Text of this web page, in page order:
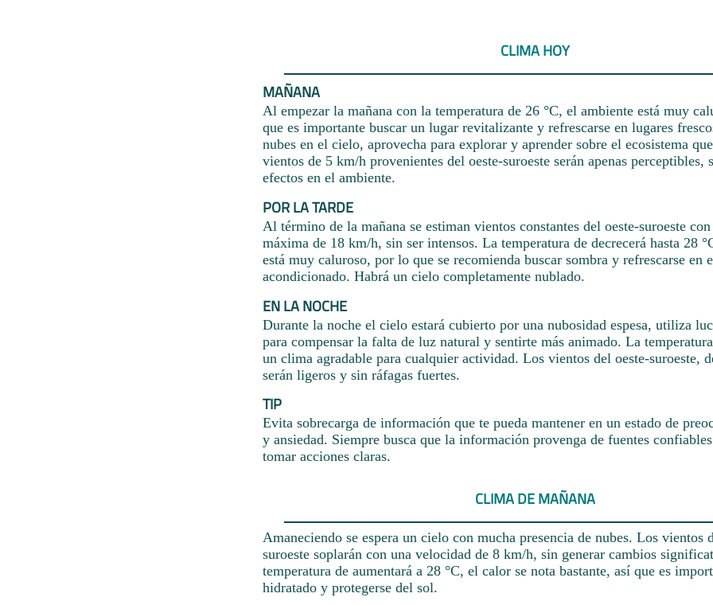
CLIMA HOY
MAÑANA
Al empezar la mañana con la temperatura de 26 °C, el ambiente está muy
que es importante buscar un lugar revitalizante y refrescarse en lugares
nubes en el cielo, aprovecha para explorar y aprender sobre el ecosistema
vientos de 5 km/h provenientes del oeste-suroeste serán apenas perceptibles,
efectos en el ambiente.
POR LA TARDE
Al término de la mañana se estiman vientos constantes del oeste-suroeste
máxima de 18 km/h, sin ser intensos. La temperatura de decrecerá hasta 28
está muy caluroso, por lo que se recomienda buscar sombra y refrescarse en
acondicionado. Habrá un cielo completamente nublado.
EN LA NOCHE
Durante la noche el cielo estará cubierto por una nubosidad espesa, utiliza
para compensar la falta de luz natural y sentirte más animado. La
un clima agradable para cualquier actividad. Los vientos del oeste-suroeste,
serán ligeros y sin ráfagas fuertes.
TIP
Evita sobrecarga de información que te pueda mantener en un estado de
y ansiedad. Siempre busca que la información provenga de fuentes
tomar acciones claras.
CLIMA DE MAÑANA
Amaneciendo se espera un cielo con mucha presencia de nubes. Los vientos
suroeste soplarán con una velocidad de 8 km/h, sin generar cambios
temperatura de aumentará a 28 °C, el calor se nota bastante, así que es
hidratado y protegerse del sol.